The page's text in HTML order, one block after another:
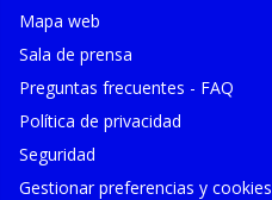
Mapa web
Sala de prensa
Preguntas frecuentes - FAQ
Política de privacidad
Seguridad
Gestionar preferencias y cookies